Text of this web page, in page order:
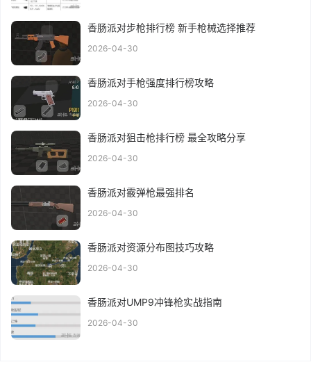
香肠派对步枪排行榜 新手枪械选择推荐
2026-04-30
香肠派对手枪强度排行榜攻略
2026-04-30
香肠派对狙击枪排行榜 最全攻略分享
2026-04-30
香肠派对霰弹枪最强排名
2026-04-30
香肠派对资源分布图技巧攻略
2026-04-30
香肠派对UMP9冲锋枪实战指南
2026-04-30